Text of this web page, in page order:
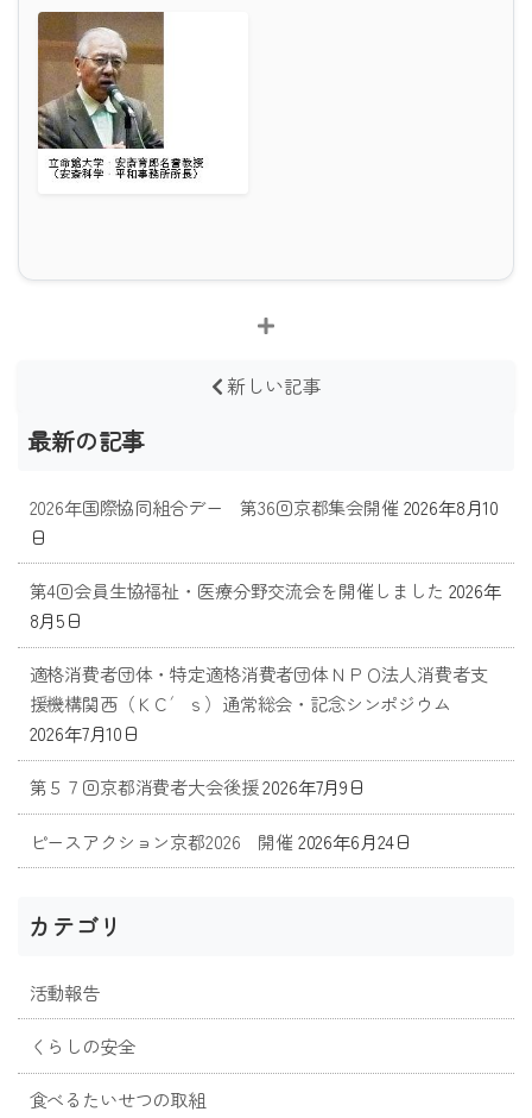
新しい記事
最新の記事
2026年国際協同組合デー 第36回京都集会開催 2026年8月10
日
第4回会員生協福祉・医療分野交流会を開催しました 2026年
8月5日
適格消費者団体・特定適格消費者団体ＮＰＯ法人消費者支
援機構関西（ＫＣ′ｓ）通常総会・記念シンポジウム
2026年7月10日
第５７回京都消費者大会後援2026年7月9日
ピースアクション京都2026 開催 2026年6月24日
カテゴリ
活動報告
くらしの安全
食べるたいせつの取組